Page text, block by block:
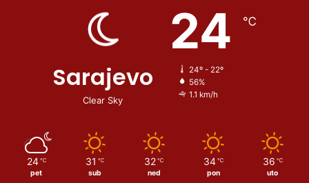
Sarajevo
Clear Sky
24 ℃
24º - 22º
56%
1.1 km/h
24 ℃
pet
31 ℃
sub
32 ℃
ned
34 ℃
pon
36 ℃
uto